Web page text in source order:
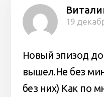
19
Новый эпизод
вышел.Не без
без них) Как по